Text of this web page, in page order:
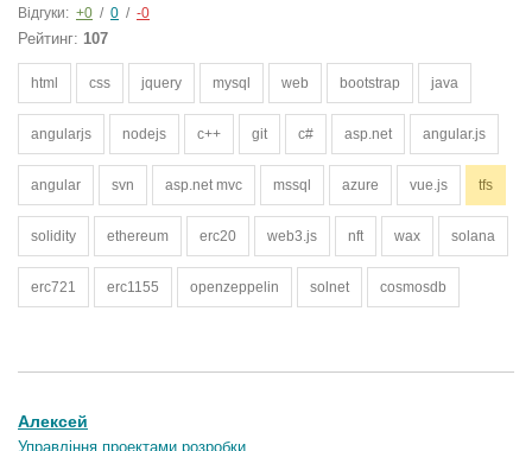
Відгуки: +0 / 0 / -0
Рейтинг: 107
html css jquery mysql web bootstrap java
angularjs nodejs c++ git c# asp.net angular.js
angular svn asp.net mvc mssql azure vue.js tfs
solidity ethereum erc20 web3.js nft wax solana
erc721 erc1155 openzeppelin solnet cosmosdb
Алексей
Управління проектами розробки